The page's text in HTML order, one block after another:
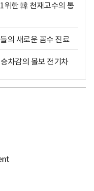
한 韓 천재교수의 통
의 새로운 꼼수 진료
차감의 볼보 전기차